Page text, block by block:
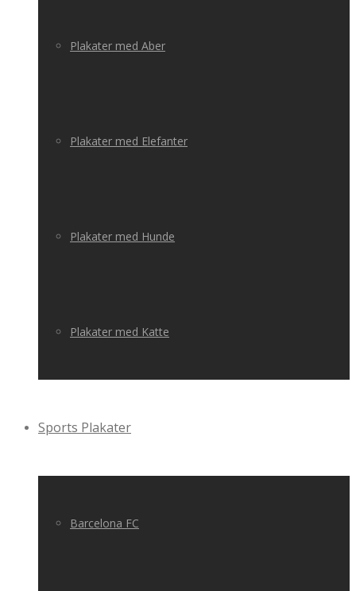
Plakater med Aber
Plakater med Elefanter
Plakater med Hunde
Plakater med Katte
Sports Plakater
Barcelona FC